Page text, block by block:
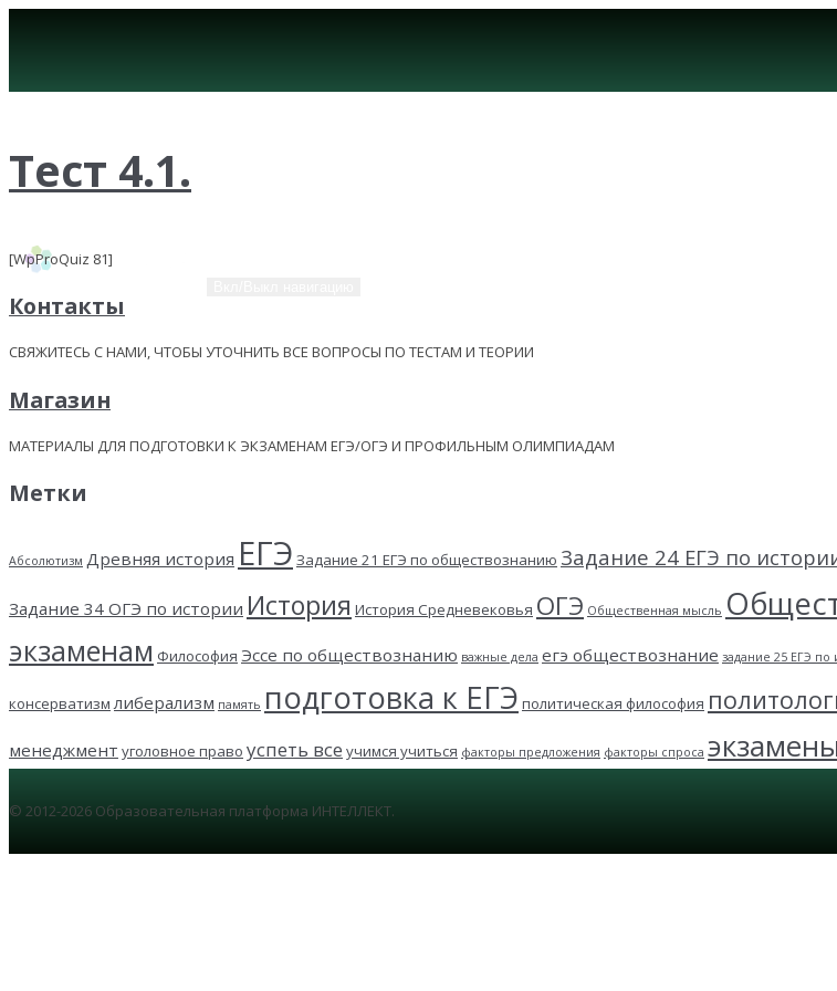
Тест 4.1.
[WpProQuiz 81]
Контакты
СВЯЖИТЕСЬ С НАМИ, ЧТОБЫ УТОЧНИТЬ ВСЕ ВОПРОСЫ ПО ТЕСТАМ И ТЕОРИИ
Магазин
МАТЕРИАЛЫ ДЛЯ ПОДГОТОВКИ К ЭКЗАМЕНАМ ЕГЭ/ОГЭ И ПРОФИЛЬНЫМ ОЛИМПИАДАМ
Метки
Абсолютизм Древняя история ЕГЭ Задание 21 ЕГЭ по обществознанию Задание 24 ЕГЭ по
Задание 34 ОГЭ по истории История История Средневековья ОГЭ Общественная мысль
экзаменам Философия Эссе по обществознанию важные дела егэ обществознание задание 25 ЕГЭ по
консерватизм либерализм память подготовка к ЕГЭ политическая философия
менеджмент уголовное право успеть все учимся учиться факторы предложения факторы спроса
© 2012-2026 Образовательная платформа ИНТЕЛЛЕКТ.